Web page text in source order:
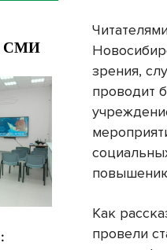
зрения,
проводит
Как
провели